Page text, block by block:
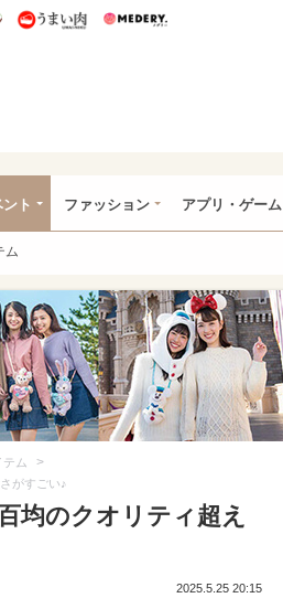
うまいパン うまい肉
ト ファッション アプリ・ゲーム
ム
ム >
がすごい♪
均のクオリティ超え
2025.5.25 20:15